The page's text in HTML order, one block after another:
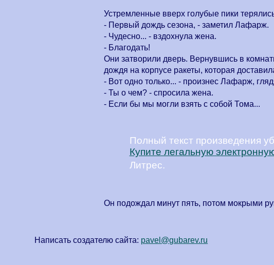
Устремленные вверх голубые пики
- Первый дождь сезона, - заметил Лафарж.
- Чудесно... - вздохнула жена.
- Благодать!
Они затворили дверь. Вернувшись в
дождя на корпусе ракеты, которая
- Вот одно только... - произнес Лафарж,
- Ты о чем? - спросила жена.
- Если бы мы могли взять с собой Тома...
Полный текст произведения
Купите легальную
Литрес.
Он подождал минут пять, потом мокрыми
Написать создателю сайта: pavel@gubarev.ru